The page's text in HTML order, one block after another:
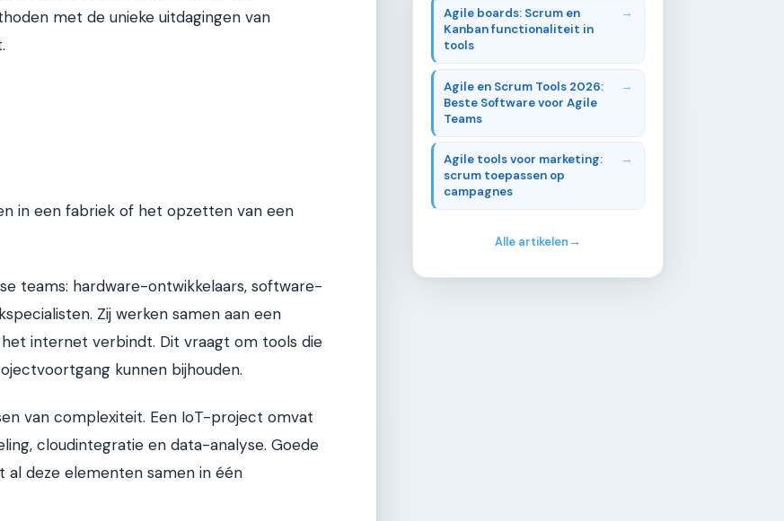
met de unieke uitdagingen van
in een fabriek of het opzetten van een
teams: hardware-ontwikkelaars, software-
Zij werken samen aan een
internet verbindt. Dit vraagt om tools die
kunnen bijhouden.
van complexiteit. Een IoT-project omvat
cloudintegratie en data-analyse. Goede
deze elementen samen in één
Agile boards: Scrum en
Kanban functionaliteit in
tools
Agile en Scrum Tools 2026:
Beste Software voor Agile
Teams
Agile tools voor marketing:
scrum toepassen op
campagnes
Alle artikelen